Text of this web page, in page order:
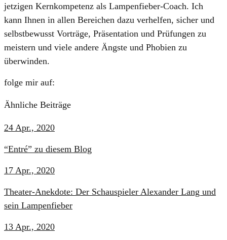
jetzigen Kernkompetenz als Lampenfieber-Coach. Ich
kann Ihnen in allen Bereichen dazu verhelfen, sicher und
selbstbewusst Vorträge, Präsentation und Prüfungen zu
meistern und viele andere Ängste und Phobien zu
überwinden.
folge mir auf:
Ähnliche Beiträge
24 Apr., 2020
“Entré” zu diesem Blog
17 Apr., 2020
Theater-Anekdote: Der Schauspieler Alexander Lang und
sein Lampenfieber
13 Apr., 2020